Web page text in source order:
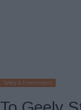
Safety & Environment